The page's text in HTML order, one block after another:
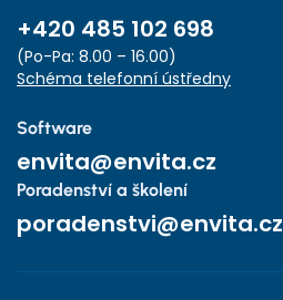
+420 485 102 698
(Po-Pa: 8.00 – 16.00)
Schéma telefonní ústředny
Software
envita@envita.cz
Poradenství a školení
poradenstvi@envita.cz